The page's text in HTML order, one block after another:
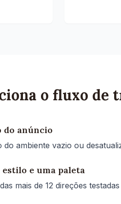
o fluxo de
do anúncio
do ambiente vazio ou
estilo e uma paleta
mais de 12 direções